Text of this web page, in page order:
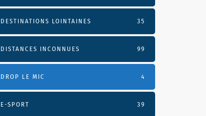
DESTINATIONS LOINTAINES 35
DISTANCES INCONNUES 99
DROP LE MIC 4
E-SPORT 39